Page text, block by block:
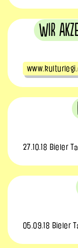
Wir
27.10.18 Bieler
05.09.18 Bieler